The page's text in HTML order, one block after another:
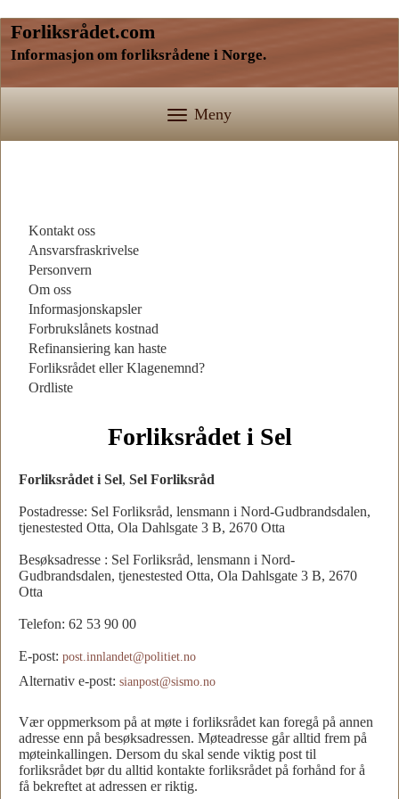
Informasjon om forliksrådene i Norge.
Forliksrådet.com
Meny
Kontakt oss
Ansvarsfraskrivelse
Personvern
Om oss
Informasjonskapsler
Forbrukslånets kostnad
Refinansiering kan haste
Forliksrådet eller Klagenemnd?
Ordliste
Forliksrådet i Sel
Forliksrådet i Sel, Sel Forliksråd
Postadresse: Sel Forliksråd, lensmann i Nord-Gudbrandsdalen,
tjenestested Otta, Ola Dahlsgate 3 B, 2670 Otta
Besøksadresse : Sel Forliksråd, lensmann i Nord-
Gudbrandsdalen, tjenestested Otta, Ola Dahlsgate 3 B, 2670
Otta
Telefon: 62 53 90 00
E-post: post.innlandet@politiet.no
Alternativ e-post: sianpost@sismo.no
Vær oppmerksom på at møte i forliksrådet kan foregå på annen
adresse enn på besøksadressen. Møteadresse går alltid frem på
møteinkallingen. Dersom du skal sende viktig post til
forliksrådet bør du alltid kontakte forliksrådet på forhånd for å
få bekreftet at adressen er riktig.